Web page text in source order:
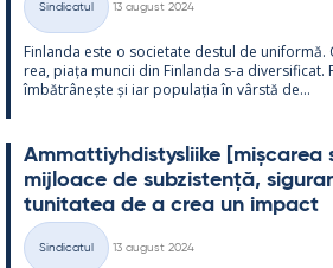
Categorii
Sindicatul
13 august 2024
Fin­landa este o socie­tate des­tul de
rea, piața muncii din Fin­landa s-a di­ver­si­ficat.
îmbătrâ­nește și iar po­pu­lația în vârstă de...
Am­mat­tiyh­dis­tys­liike [mișca­rea
mij­loace de subzis­tență,
tu­ni­ta­tea de a crea un im­pact
Categorii
Sindicatul
13 august 2024